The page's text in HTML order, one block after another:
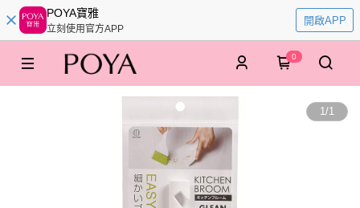
POYA寶雅
立刻使用官方APP
開啟APP
0
1/1